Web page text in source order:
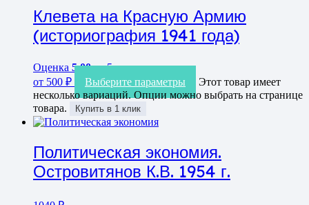
Клевета на Красную Армию
(историография 1941 года)
Оценка 5.00из 5
от 500 ₽ Выберите параметры
Этот товар имеет
несколько вариаций. Опции можно выбрать на странице
товара.
Купить в 1 клик
Политическая экономия.
Островитянов К.В. 1954 г.